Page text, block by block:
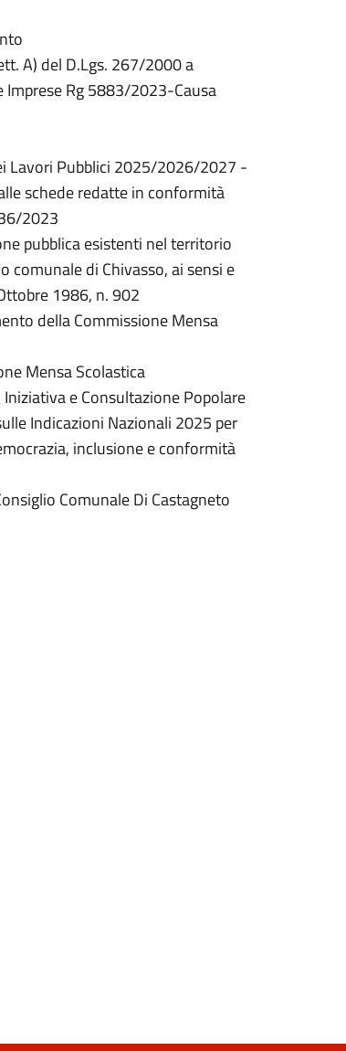
A) del D.Lgs. 267/2000 a
Imprese Rg 5883/2023-Causa
Lavori Pubblici 2025/2026/2027 -
schede redatte in conformità
2023
pubblica esistenti nel territorio
comunale di Chivasso, ai sensi e
1986, n. 902
della Commissione Mensa
Mensa Scolastica
e Consultazione Popolare
Indicazioni Nazionali 2025 per
inclusione e conformità
Comunale Di Castagneto